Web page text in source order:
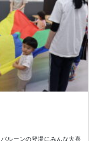
ルーンの登場にみんな大喜